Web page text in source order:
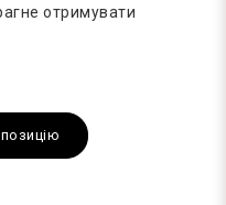
отримувати